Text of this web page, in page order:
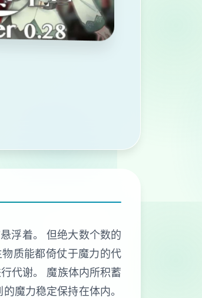
浮着。 但绝大数个数的
质能都倚仗于魔力的代
代谢。 魔族体内所积蓄
魔力稳定保持在体内。